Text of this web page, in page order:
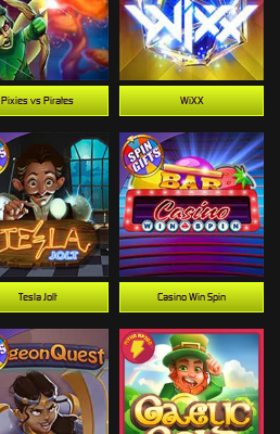
Casino Win Spin
Tesla Jolt
WiXX
Pixies vs Pirates